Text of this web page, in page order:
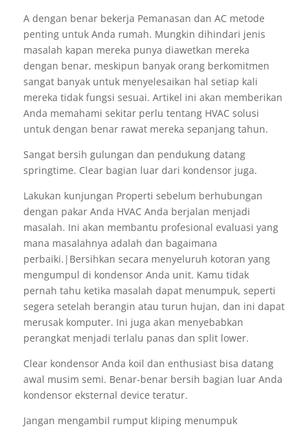
A dengan benar bekerja Pemanasan dan AC metode
penting untuk Anda rumah. Mungkin dihindari jenis
masalah kapan mereka punya diawetkan mereka
dengan benar, meskipun banyak orang berkomitmen
sangat banyak untuk menyelesaikan hal setiap kali
mereka tidak fungsi sesuai. Artikel ini akan memberikan
Anda memahami sekitar perlu tentang HVAC solusi
untuk dengan benar rawat mereka sepanjang tahun.
Sangat bersih gulungan dan pendukung datang
springtime. Clear bagian luar dari kondensor juga.
Lakukan kunjungan Properti sebelum berhubungan
dengan pakar Anda HVAC Anda berjalan menjadi
masalah. Ini akan membantu profesional evaluasi yang
mana masalahnya adalah dan bagaimana
perbaiki.|Bersihkan secara menyeluruh kotoran yang
mengumpul di kondensor Anda unit. Kamu tidak
pernah tahu ketika masalah dapat menumpuk, seperti
segera setelah berangin atau turun hujan, dan ini dapat
merusak komputer. Ini juga akan menyebabkan
perangkat menjadi terlalu panas dan split lower.
Clear kondensor Anda koil dan enthusiast bisa datang
awal musim semi. Benar-benar bersih bagian luar Anda
kondensor eksternal device teratur.
Jangan mengambil rumput kliping menumpuk